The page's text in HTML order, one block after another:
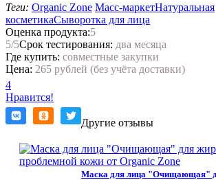
Теги: Organic Zone Масс-маркетНатуральная
косметикаСыворотка для лица
Оценка продукта:5
5/5Срок тестирования: два месяца
Где купить: совместные закупки
Цена: 265 рублей (без учёта доставки)
4
Нравится!
Другие отзывы
Маска для лица "Очищающая"